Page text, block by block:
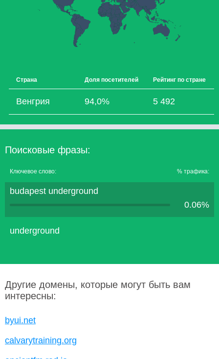
Страна Доля посетителей Рейтинг по стране
Венгрия 94,0% 5 492
Поисковые фразы:
Ключевое слово: % трафика:
budapest underground
0.06%
underground
Другие домены, которые могут быть вам
интересны:
byui.net
calvarytraining.org